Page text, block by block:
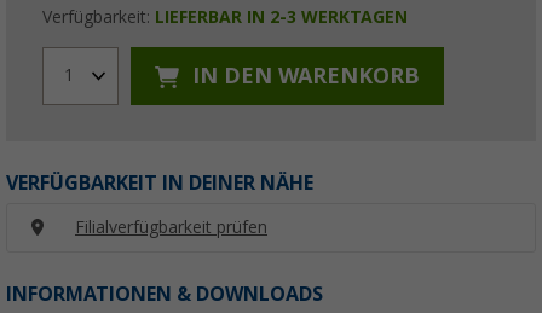
Verfügbarkeit: LIEFERBAR IN 2-3 WERKTAGEN
1 IN DEN WARENKORB
VERFÜGBARKEIT IN DEINER NÄHE
Filialverfügbarkeit prüfen
INFORMATIONEN & DOWNLOADS